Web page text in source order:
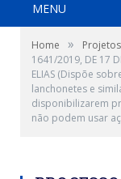
MENU
Home »
1641/2019, DE 17
ELIAS (Dispõe
lanchonetes e
disponibilizarem
não podem usar